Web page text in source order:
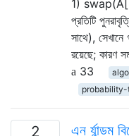
1)
প্রতিটি
সাথে),
রয়েছে; কারণ
33
2
এন র্যান্ডম